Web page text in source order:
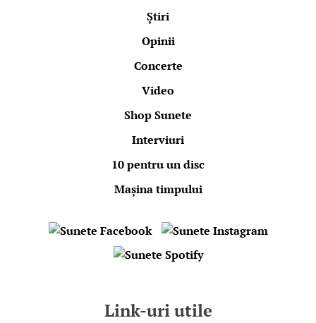
Știri
Opinii
Concerte
Video
Shop Sunete
Interviuri
10 pentru un disc
Mașina timpului
Link-uri utile